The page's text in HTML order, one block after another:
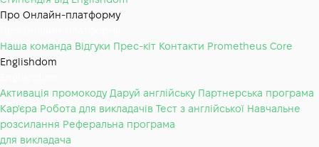
Про Онлайн-платформу
Наша команда Відгуки Прес-кіт Контакти Prometheus Core
Englishdom
Активація промокоду Даруй англійську Партнерська програма
Кар'єра Робота для викладачів Тест з англійської Навчальне
розсилання Реферальна програма
для викладача